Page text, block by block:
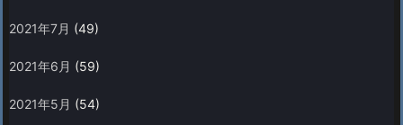
2021年7月 (49)
2021年6月 (59)
2021年5月 (54)